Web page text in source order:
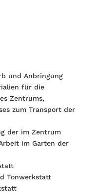
und Anbringung
für die
Zentrums,
zum Transport der
der im Zentrum
im Garten der
Tonwerkstatt